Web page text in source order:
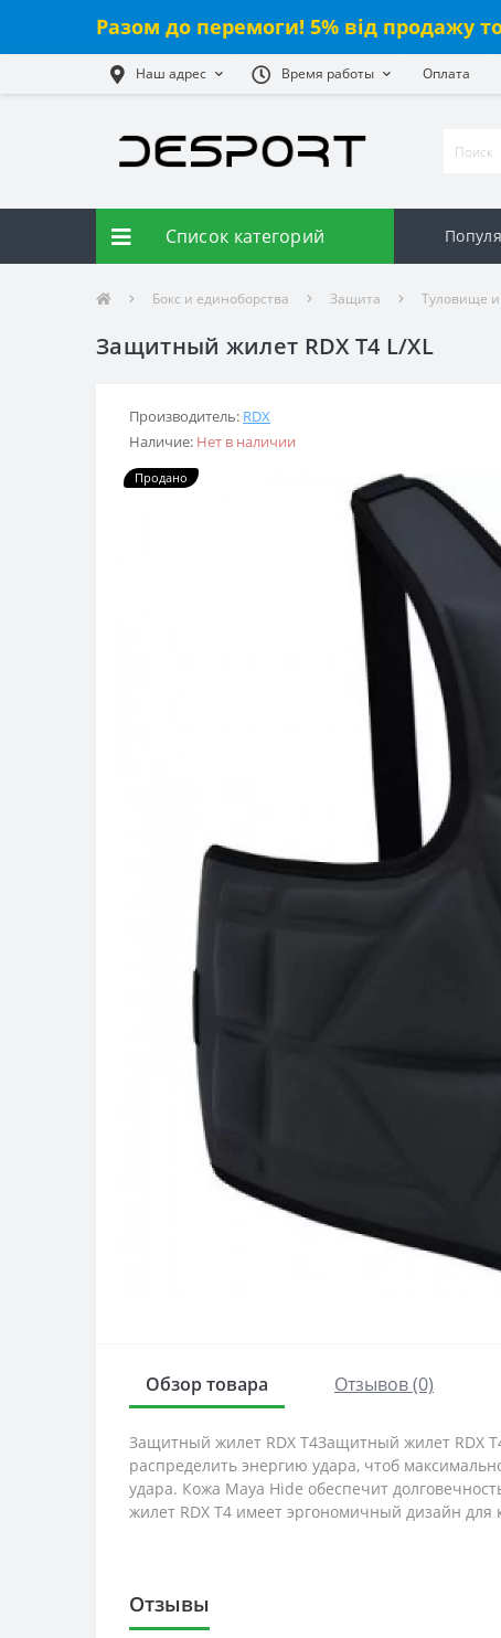
Разом до перемоги! 5% від продажу
Наш адрес Время работы Оплата
Список категорий
Бокс и единоборства Защита Туловище и
Защитный жилет RDX T4 L/XL
Производитель: RDX
Наличие: Нет в наличии
Продано
Обзор товара Отзывов (0)
Защитный жилет RDX T4Защитный жилет RDX
распределить энергию удара, чтоб
удара. Кожа Maya Hide обеспечит
жилет RDX T4 имеет эргономичный дизайн
Отзывы